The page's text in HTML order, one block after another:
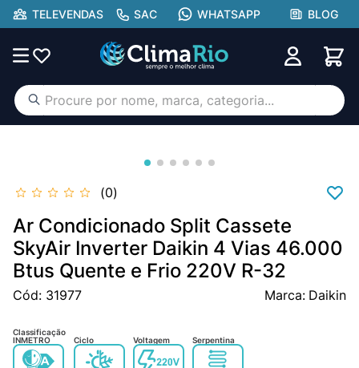
TELEVENDAS SAC WHATSAPP BLOG
Procure por nome, marca, categoria...
0
Ar Condicionado Split Cassete
SkyAir Inverter Daikin 4 Vias 46.000
Btus Quente e Frio 220V R-32
Cód: 31977 Daikin
Classificação
INMETRO
Ciclo Voltagem Serpentina
2º aufit
4º hisense portátil
5º tcl
6º hisense
7º midea
8º